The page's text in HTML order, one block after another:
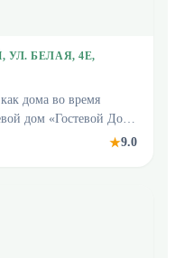
БЕЛАЯ, 4Е,
дома во время
дом «Гостевой Дом
Этот гостевой
★9.0